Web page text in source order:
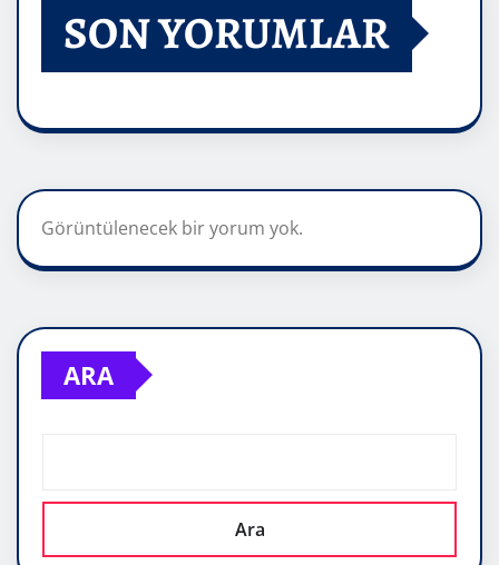
SON YORUMLAR
Görüntülenecek bir yorum yok.
ARA
Ara